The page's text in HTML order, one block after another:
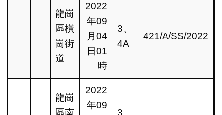
龍崗
區橫
崗街
道
2022
年09
月04
日01
時
3、
4A
421/A/SS/2022
龍崗
區南
2022
年09
3、